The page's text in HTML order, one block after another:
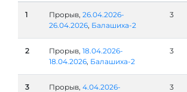
1 Прорыв, 26.04.2026-
26.04.2026, Балашиха-2
3
2 Прорыв, 18.04.2026-
18.04.2026, Балашиха-2
3
3 Прорыв, 4.04.2026-
3